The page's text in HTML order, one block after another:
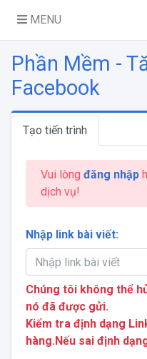
MENU
Phần Mềm -
Facebook
Tạo tiến trình
Vui lòng đăng nhập
dịch vụ!
Nhập link bài viết:
Chúng tôi không thể
nó đã được gửi.
Kiểm tra định dạng
hàng.Nếu sai định